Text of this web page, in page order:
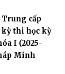
cấp
kỳ thi học kỳ
I (2025-
Minh